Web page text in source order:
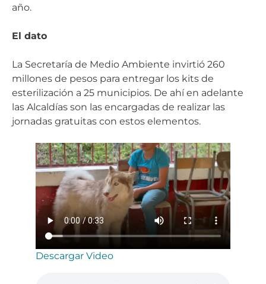
año.
El dato
La Secretaría de Medio Ambiente invirtió 260
millones de pesos para entregar los kits de
esterilización a 25 municipios. De ahí en adelante
las Alcaldías son las encargadas de realizar las
jornadas gratuitas con estos elementos.
Descargar Video